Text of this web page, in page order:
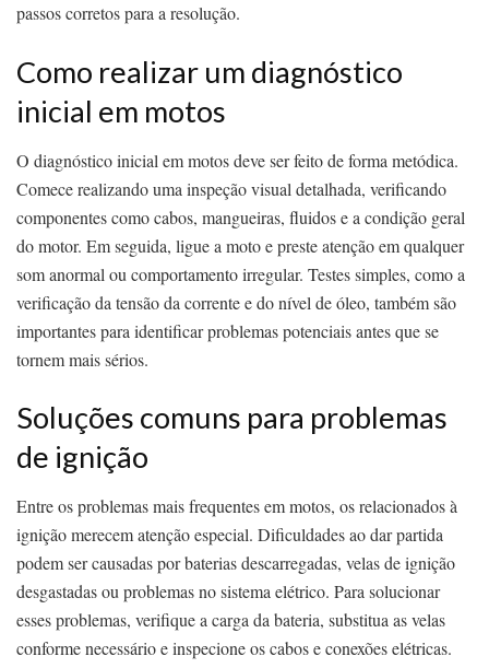
passos corretos para a resolução.
Como realizar um diagnóstico
inicial em motos
O diagnóstico inicial em motos deve ser feito de forma metódica.
Comece realizando uma inspeção visual detalhada, verificando
componentes como cabos, mangueiras, fluidos e a condição geral
do motor. Em seguida, ligue a moto e preste atenção em qualquer
som anormal ou comportamento irregular. Testes simples, como a
verificação da tensão da corrente e do nível de óleo, também são
importantes para identificar problemas potenciais antes que se
tornem mais sérios.
Soluções comuns para problemas
de ignição
Entre os problemas mais frequentes em motos, os relacionados à
ignição merecem atenção especial. Dificuldades ao dar partida
podem ser causadas por baterias descarregadas, velas de ignição
desgastadas ou problemas no sistema elétrico. Para solucionar
esses problemas, verifique a carga da bateria, substitua as velas
conforme necessário e inspecione os cabos e conexões elétricas.